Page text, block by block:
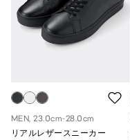
MEN, 23.0cm-28.0cm
リアルレザースニーカー